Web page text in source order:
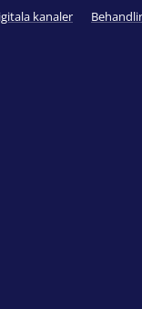
kanaler